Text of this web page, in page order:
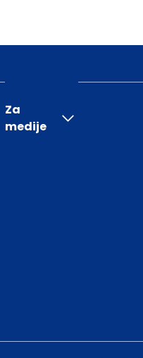
Za
medije